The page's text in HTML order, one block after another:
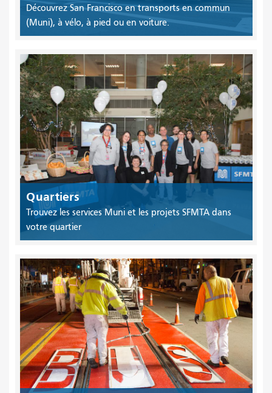
Découvrez San Francisco en transports en commun
(Muni), à vélo, à pied ou en voiture.
Quartiers
Trouvez les services Muni et les projets SFMTA dans
votre quartier